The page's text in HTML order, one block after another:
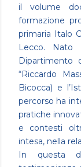
il volume
formazione
primaria Italo
Lecco. Nato
Dipartimento
“Riccardo
Bicocca) e
percorso ha
pratiche
e contesti
intesa, nella
In questa